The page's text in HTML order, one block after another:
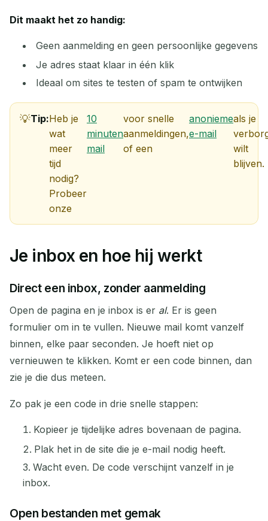
AFZENDER
Wachten op binnenkomende e-mails...
Dit maakt het zo handig:
Geen aanmelding en geen persoonlijke gegevens
Je adres staat klaar in één klik
Ideaal om sites te testen of spam te ontwijken
Tip:Heb je
wat
meer
tijd
nodig?
Probeer
onze
10
minuten
mail
voor snelle
aanmeldingen,
of een
anonieme
e-mail
als je
wilt
blijven.
Je inbox en hoe hij werkt
Direct een inbox, zonder aanmelding
Open de pagina en je inbox is er al. Er is geen
formulier om in te vullen. Nieuwe mail komt vanzelf
binnen, elke paar seconden. Je hoeft niet op
vernieuwen te klikken. Komt er een code binnen, dan
zie je die dus meteen.
Zo pak je een code in drie snelle stappen:
Kopieer je tijdelijke adres bovenaan de pagina.
Plak het in de site die je e-mail nodig heeft.
Wacht even. De code verschijnt vanzelf in je
inbox.
Open bestanden met gemak